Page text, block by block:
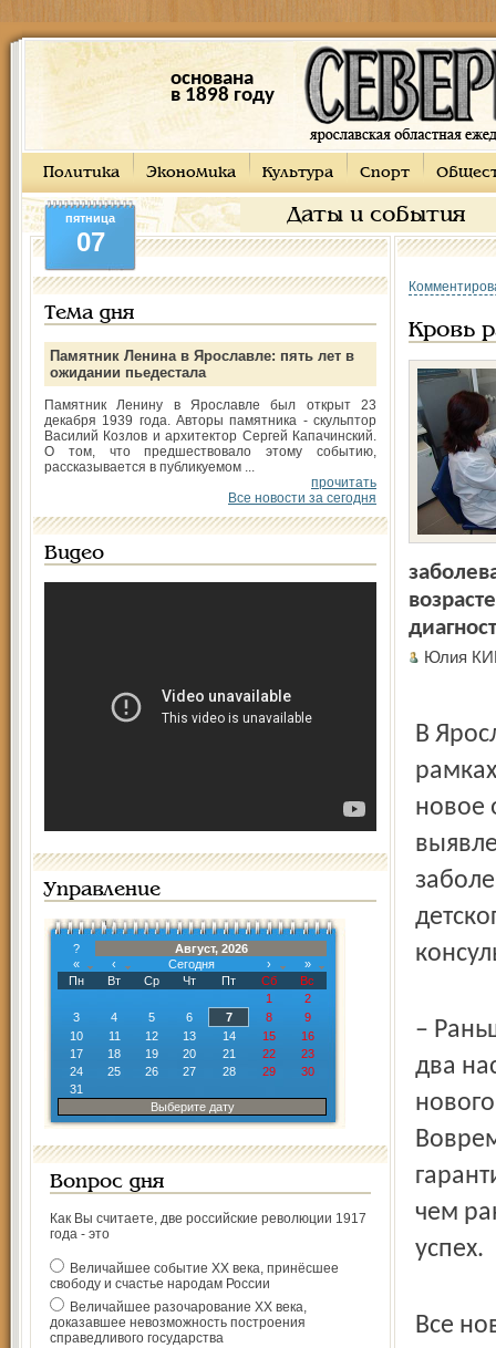
основана
в 1898 году
Политика Экономика Культура Спорт
Даты и события
пятница
07
Тема дня
Памятник Ленина в Ярославле: пять лет в
ожидании пьедестала
Памятник Ленину в Ярославле был открыт 23
декабря 1939 года. Авторы памятника - скульптор
Василий Козлов и архитектор Сергей Капачинский.
О том, что предшествовало этому событию,
рассказывается в публикуемом ...
прочитать
Все новости за сегодня
Видео
Управление
?
Август, 2026
«
‹ Сегодня ›
»
Пн
Вт Ср Чт Пт Сб
Вс
1
2
3
4 5 6 7 8
9
10
11 12 13 14 15
16
17
18 19 20 21 22
23
24
25 26 27 28 29
30
31
Выберите дату
Вопрос дня
Как Вы считаете, две российские революции 1917
года - это
Величайшее событие ХХ века, принёсшее
свободу и счастье народам России
Величайшее разочарование ХХ века,
доказавшее невозможность построения
справедливого государства
Кровь
Юлия
В
новое
–
два
чем
успех.
Все